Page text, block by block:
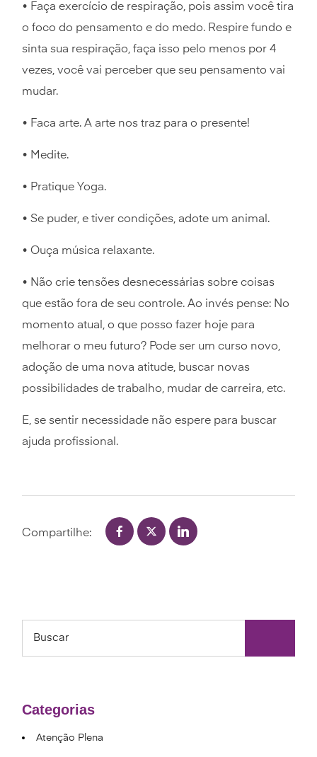
• Faça exercício de respiração, pois assim você tira
o foco do pensamento e do medo. Respire fundo e
sinta sua respiração, faça isso pelo menos por 4
vezes, você vai perceber que seu pensamento vai
mudar.
• Faca arte. A arte nos traz para o presente!
• Medite.
• Pratique Yoga.
• Se puder, e tiver condições, adote um animal.
• Ouça música relaxante.
• Não crie tensões desnecessárias sobre coisas
que estão fora de seu controle. Ao invés pense: No
momento atual, o que posso fazer hoje para
melhorar o meu futuro? Pode ser um curso novo,
adoção de uma nova atitude, buscar novas
possibilidades de trabalho, mudar de carreira, etc.
E, se sentir necessidade não espere para buscar
ajuda profissional.
Compartilhe:
Categorias
Atenção Plena